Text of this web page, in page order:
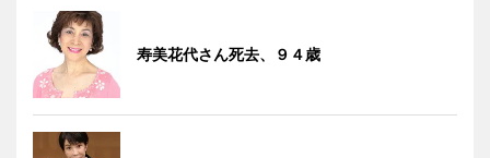
寿美花代さん死去、９４歳